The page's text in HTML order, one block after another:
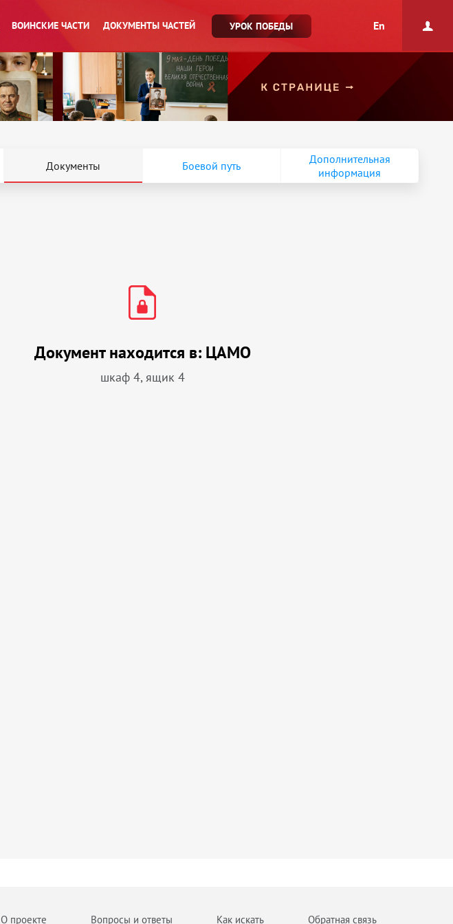
ВОИНСКИЕ ЧАСТИ ДОКУМЕНТЫ ЧАСТЕЙ УРОК ПОБЕДЫ En
Документы Боевой путь
Дополнительная
информация
Документ находится в: ЦАМО
шкаф 4, ящик 4
О проекте Вопросы и ответы Как искать Обратная связь